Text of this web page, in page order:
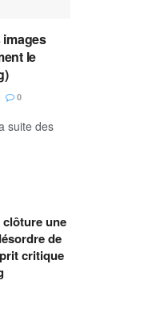
images
le
0
suite des
clôture une
de
critique